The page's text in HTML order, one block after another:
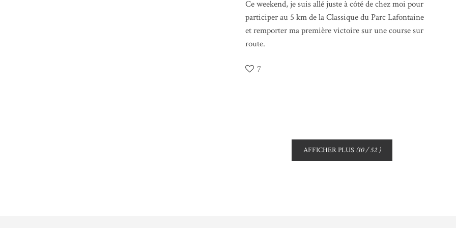
Ce weekend, je suis allé juste à côté de chez moi pour
participer au 5 km de la Classique du Parc Lafontaine
et remporter ma première victoire sur une course sur
route.
7
AFFICHER PLUS (10/ 52 )